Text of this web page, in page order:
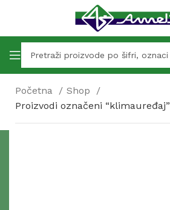
Početna
Shop
Proizvodi označeni “klimauređaj”